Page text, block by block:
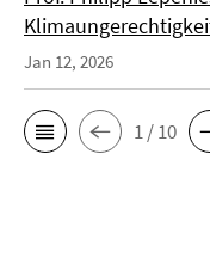
Jan 12, 2026
1 / 10